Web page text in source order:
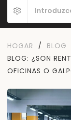
HOGAR / BLOG
BLOG: ¿SON
OFICINAS O